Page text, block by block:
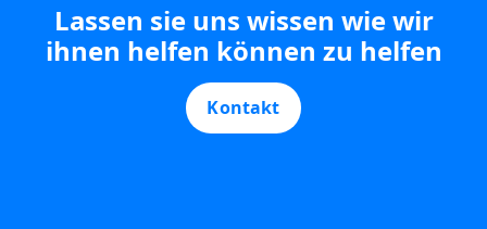
Lassen sie uns wissen wie wir
ihnen helfen können zu helfen
Kontakt